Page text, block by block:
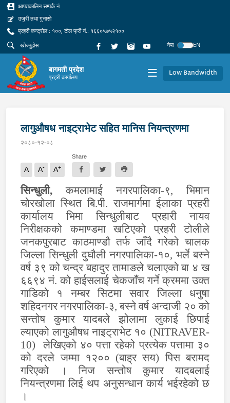
आपतकालिन सम्पर्क नं
उजुरी तथा गुनासो
प्रहरी कन्ट्रोल : १००, टोल फ्री नं.: १६६०५७५२१००
नेपा
EN
बागमती प्रदेश
प्रहरी कार्यालय Low Bandwidth
लागुऔषध नाइट्राभेट सहित मानिस नियन्त्रणमा
२०८०-१२-०८
A A- A+
Share
सिन्धुली, कमलामाई नगरपालिका-९, भिमान
चोरखोला स्थित बि.पी. राजमार्गमा ईलाका प्रहरी
कार्यालय भिमा सिन्धुलीबाट प्रहारी नायव
निरीक्षकको कमाण्डमा खटिएको प्रहरी टोलीले
जनकपुरबाट काठमाण्डौ तर्फ जाँदै गरेको चालक
जिल्ला सिन्धुली दुघौली नगरपालिका-१०, भर्ले बस्ने
वर्ष ३९ को चन्द्र बहादुर तामाङले चलाएको बा ४ ख
६६९४ नं. को हाईसलाई चेकजाँच गर्ने क्रममा उक्त
गाडिको १ नम्बर सिटमा सवार जिल्ला धनुषा
शहिदनगर नगरपालिका-३, बस्ने वर्ष अन्दाजी २० को
सन्तोष कुमार यादबले झोलामा लुकाई छिपाई
ल्याएको लागुऔषध नाइट्राभेट १० (NITRAVER-
10) लेखिएको ४० पत्ता रहेको प्रत्येक पत्तामा ३०
को दरले जम्मा १२०० (बाह्र सय) पिस बरामद
गरिएको । निज सन्तोष कुमार यादबलाई
नियन्त्रणमा लिई थप अनुसन्धान कार्य भईरहेको छ
।